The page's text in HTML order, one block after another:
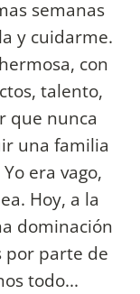
semanas
y cuidarme.
con
talento,
que nunca
una familia
era vago,
Hoy, a la
dominación
por parte de
todo...